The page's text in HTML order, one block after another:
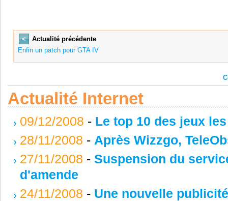
<
Actualité précédente
Enfin un patch pour GTA IV
Actualité Internet
09/12/2008 - Le top 10 des jeux
28/11/2008 - Après Wizzgo,
27/11/2008 - Suspension du
d'amende
24/11/2008 - Une nouvelle